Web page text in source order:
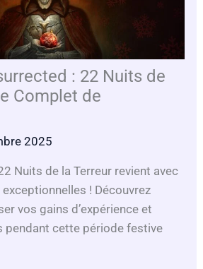
: 22 Nuits de
Complet de
2025
Nuits de la Terreur revient avec
! Découvrez
vos gains d’expérience et
pendant cette période festive